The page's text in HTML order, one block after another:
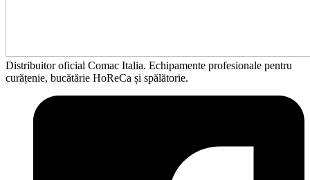
Distribuitor oficial Comac Italia. Echipamente profesionale pentru
curățenie, bucătărie HoReCa și spălătorie.